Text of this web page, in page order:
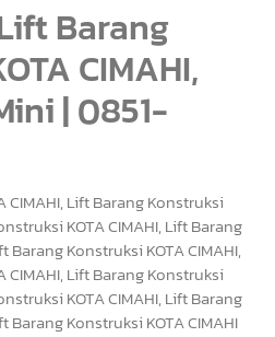
Barang
CIMAHI,
| 0851-
CIMAHI, Lift Barang Konstruksi
KOTA CIMAHI, Lift Barang
Barang Konstruksi KOTA CIMAHI,
CIMAHI, Lift Barang Konstruksi
KOTA CIMAHI, Lift Barang
Barang Konstruksi KOTA CIMAHI